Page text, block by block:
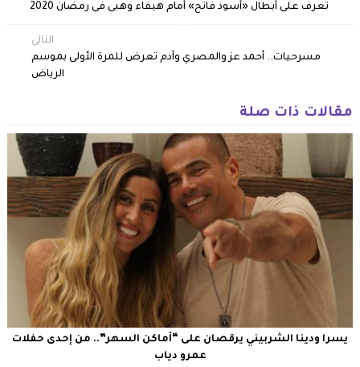
تعرف على أبطال «أسود فاتح» أمام هيفاء وهبى فى رمضان 2020
التالي
مسرحيات.. أحمد عز والمصري وآدم تعرض للمرة الأولى بموسم
الرياض
مقالات ذات صلة
يسرا ودينا الشربيني يرقصان على “أماكن السهر”.. من إحدى حفلات
عمرو دياب